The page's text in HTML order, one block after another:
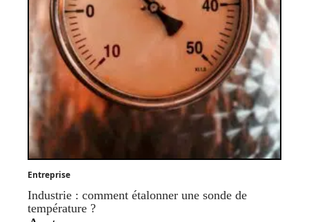
Entreprise
Industrie : comment étalonner une sonde de
température ?